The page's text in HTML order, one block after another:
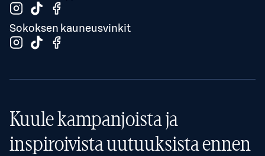
Sokoksen kauneusvinkit
Kuule kampanjoista ja
inspiroivista uutuuksista ennen